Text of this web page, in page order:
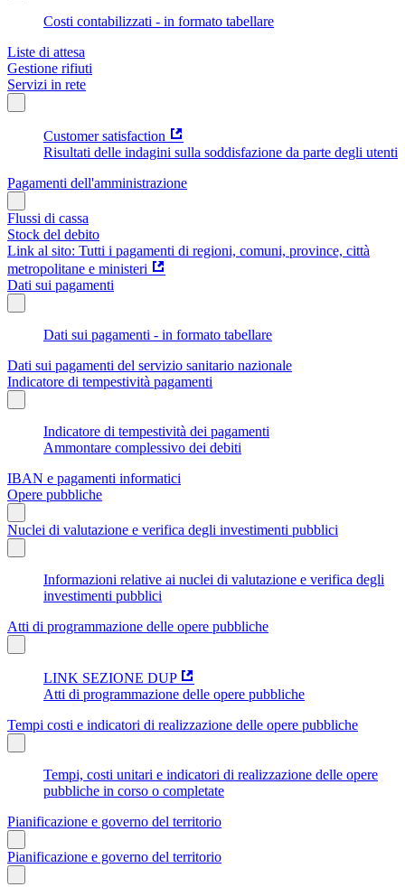
Costi contabilizzati - in formato tabellare
Liste di attesa
Gestione rifiuti
Servizi in rete
Customer satisfaction
Risultati delle indagini sulla soddisfazione da parte degli utenti
Pagamenti dell'amministrazione
Flussi di cassa
Stock del debito
Link al sito: Tutti i pagamenti di regioni, comuni, province, città
metropolitane e ministeri
Dati sui pagamenti
Dati sui pagamenti - in formato tabellare
Dati sui pagamenti del servizio sanitario nazionale
Indicatore di tempestività pagamenti
Indicatore di tempestività dei pagamenti
Ammontare complessivo dei debiti
IBAN e pagamenti informatici
Opere pubbliche
Nuclei di valutazione e verifica degli investimenti pubblici
Informazioni relative ai nuclei di valutazione e verifica degli
investimenti pubblici
Atti di programmazione delle opere pubbliche
LINK SEZIONE DUP
Atti di programmazione delle opere pubbliche
Tempi costi e indicatori di realizzazione delle opere pubbliche
Tempi, costi unitari e indicatori di realizzazione delle opere
pubbliche in corso o completate
Pianificazione e governo del territorio
Pianificazione e governo del territorio